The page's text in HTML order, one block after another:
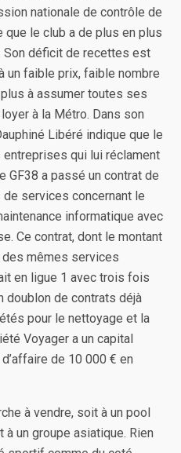
nationale de contrôle de
que le club a de plus en plus
Son déficit de recettes est
un faible prix, faible nombre
à assumer toutes ses
à la Métro. Dans son
Libéré indique que le
qui lui réclament
GF38 a passé un contrat de
services concernant le
informatique avec
Ce contrat, dont le montant
mêmes services
en ligue 1 avec trois fois
doublon de contrats déjà
pour le nettoyage et la
Voyager a un capital
de 10 000 € en
à vendre, soit à un pool
un groupe asiatique. Rien